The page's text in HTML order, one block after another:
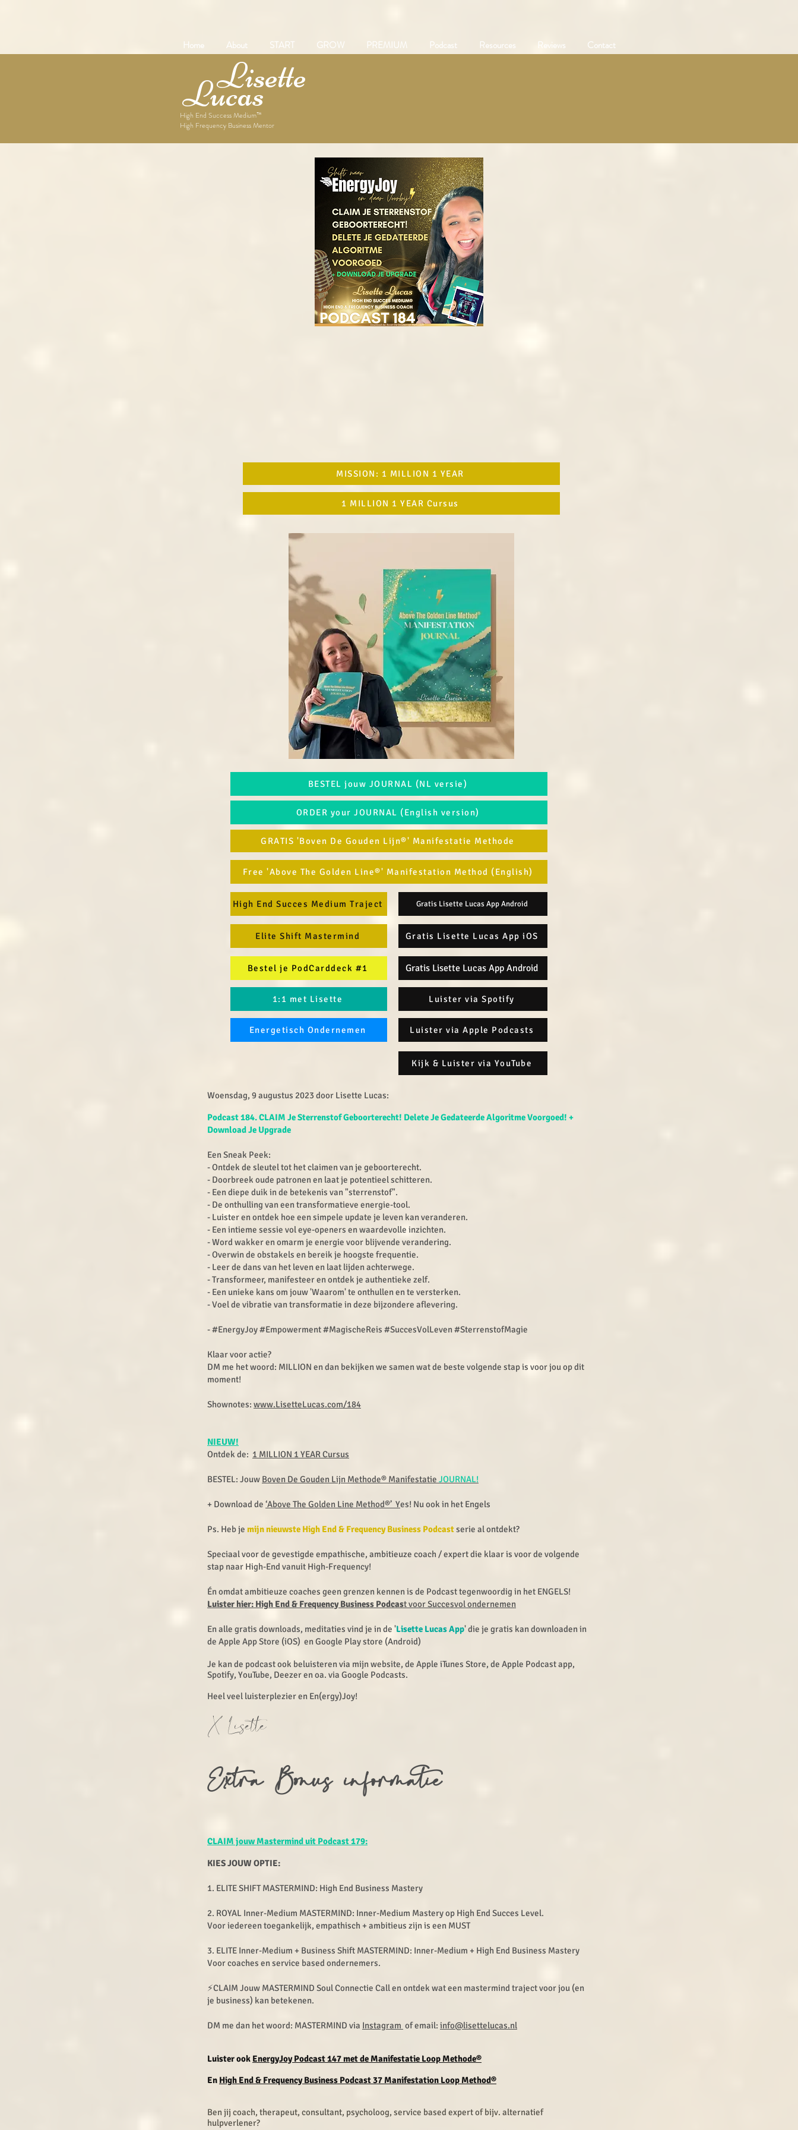
Lisette
Lucas
High End Success Medium™
High Frequency Business Mentor
Home About START GROW PREMIUM Podcast Resources Reviews Contact
MISSION: 1 MILLION 1 YEAR
1 MILLION 1 YEAR Cursus
BESTEL jouw JOURNAL (NL versie)
ORDER your JOURNAL (English version)
GRATIS 'Boven De Gouden Lijn®' Manifestatie Methode
Free 'Above The Golden Line®' Manifestation Method (English)
High End Succes Medium Traject
Elite Shift Mastermind
Bestel je PodCarddeck #1
1:1 met Lisette
Energetisch Ondernemen
Gratis Lisette Lucas App Android
Gratis Lisette Lucas App iOS
Gratis Lisette Lucas App Android
Luister via Spotify
Luister via Apple Podcasts
Kijk & Luister via YouTube
Woensdag, 9 augustus 2023 door Lisette Lucas:​
Podcast 184. CLAIM Je Sterrenstof Geboorterecht! Delete Je Gedateerde Algoritme Voorgoed! +
Download Je Upgrade
Een Sneak Peek:
- Ontdek de sleutel tot het claimen van je geboorterecht.
- Doorbreek oude patronen en laat je potentieel schitteren.
- Een diepe duik in de betekenis van "sterrenstof".
- De onthulling van een transformatieve energie-tool.
- Luister en ontdek hoe een simpele update je leven kan veranderen.
- Een intieme sessie vol eye-openers en waardevolle inzichten.
- Word wakker en omarm je energie voor blijvende verandering.
- Overwin de obstakels en bereik je hoogste frequentie.
- Leer de dans van het leven en laat lijden achterwege.
- Transformeer, manifesteer en ontdek je authentieke zelf.
- Een unieke kans om jouw 'Waarom' te onthullen en te versterken.
- Voel de vibratie van transformatie in deze bijzondere aflevering.
- #EnergyJoy #Empowerment #MagischeReis #SuccesVolLeven #SterrenstofMagie
Klaar voor actie?
DM me het woord: MILLION en dan bekijken we samen wat de beste volgende stap is voor jou op dit
moment!
Shownotes: www.LisetteLucas.com/184
NIEUW!
Ontdek de: 1 MILLION 1 YEAR Cursus
BESTEL: Jouw Boven De Gouden Lijn Methode® Manifestatie JOURNAL!
+ Download de ‘Above The Golden Line Method®’ Yes! Nu ook in het Engels
Ps. Heb je mijn nieuwste High End & Frequency Business Podcastserie al ontdekt?
Speciaal voor de gevestigde empathische, ambitieuze coach / expert die klaar is voor de volgende
stap naar High-End vanuit High-Frequency!
Én omdat ambitieuze coaches geen grenzen kennen is de Podcast tegenwoordig in het ENGELS!
Luister hier: High End & Frequency Business Podcast voor Succesvol ondernemen
En alle gratis downloads, meditaties vind je in de 'Lisette Lucas App' die je gratis kan downloaden in
de Apple App Store (iOS) en Google Play store (Android)
Je kan de podcast ook beluisteren via mijn website, de Apple iTunes Store, de Apple Podcast app,
Spotify, YouTube, Deezer en oa. via Google Podcasts.
Heel veel luisterplezier en En(ergy)Joy!
X Lisette
Extra Bonus informatie
CLAIM jouw Mastermind uit Podcast 179:
KIES JOUW OPTIE:
1. ELITE SHIFT MASTERMIND: High End Business Mastery
2. ROYAL Inner-Medium MASTERMIND: Inner-Medium Mastery op High End Succes Level.
Voor iedereen toegankelijk, empathisch + ambitieus zijn is een MUST
3. ELITE Inner-Medium + Business Shift MASTERMIND: Inner-Medium + High End Business Mastery
Voor coaches en service based ondernemers. ​
⚡️CLAIM Jouw MASTERMIND Soul Connectie Call en ontdek wat een mastermind traject voor jou (en
je business) kan betekenen.
DM me dan het woord: MASTERMIND via Instagram of email: info@lisettelucas.nl
Luister ook EnergyJoy Podcast 147 met de Manifestatie LoopMethode®
En High End & Frequency Business Podcast 37 Manifestation Loop Method®
Ben jij coach, therapeut, consultant, psycholoog, service based expert of bijv. alternatief
hulpverlener?